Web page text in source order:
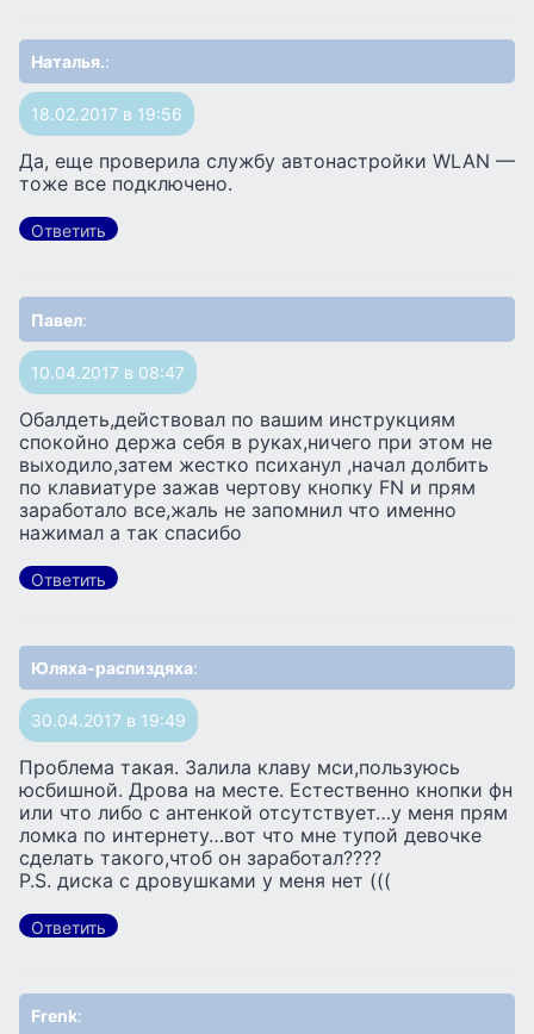
Наталья.:
18.02.2017 в 19:56
Да, еще проверила службу автонастройки WLAN —
тоже все подключено.
Ответить
Павел:
10.04.2017 в 08:47
Обалдеть,действовал по вашим инструкциям
спокойно держа себя в руках,ничего при этом не
выходило,затем жестко психанул ,начал долбить
по клавиатуре зажав чертову кнопку FN и прям
заработало все,жаль не запомнил что именно
нажимал а так спасибо
Ответить
Юляха-распиздяха:
30.04.2017 в 19:49
Проблема такая. Залила клаву мси,пользуюсь
юсбишной. Дрова на месте. Естественно кнопки фн
или что либо с антенкой отсутствует…у меня прям
ломка по интернету…вот что мне тупой девочке
сделать такого,чтоб он заработал????
Р.S. диска с дровушками у меня нет (((
Ответить
Frenk: